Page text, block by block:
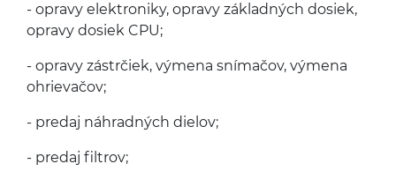
- opravy elek­tron­iky, opravy zák­lad­ných dosiek,
opravy dosiek CPU;
- opravy zástrčiek, výmena sní­mačov, výmena
ohrievačov;
- predaj náhrad­ných dielov;
- predaj filtrov;